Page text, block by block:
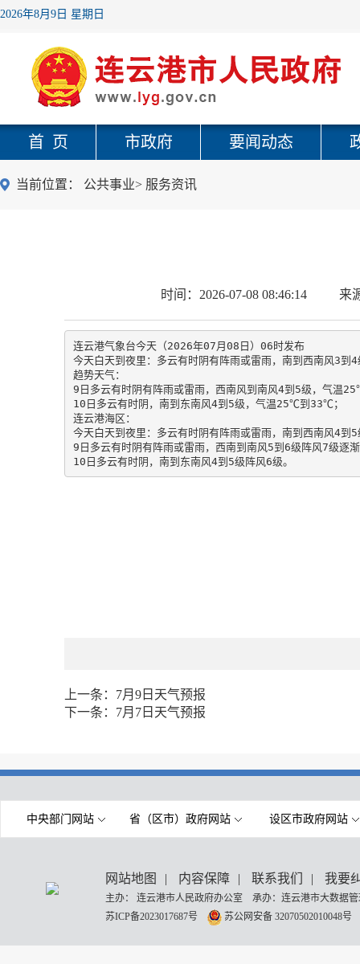
2026年8月9日 星期日
首 页 市政府 要闻动态
当前位置： 公共事业> 服务资讯
时间： 2026-07-08 08:46:14 来
连云港气象台今天（2026年07月08日）06时发布
今天白天到夜里：多云有时阴有阵雨或雷雨，南到西南风3
趋势天气：
9日多云有时阴有阵雨或雷雨，西南风到南风4到5级，气温
10日多云有时阴，南到东南风4到5级，气温25℃到33℃；
连云港海区：
今天白天到夜里：多云有时阴有阵雨或雷雨，南到西南风4到
9日多云有时阴有阵雨或雷雨，西南到南风5到6级阵风7级逐
10日多云有时阴，南到东南风4到5级阵风6级。
上一条： 7月9日天气预报
下一条： 7月7日天气预报
中央部门网站 省（区市）政府网站 设区市政府网站
网站地图 | 内容保障 | 联系我们 | 我要
主办： 连云港市人民政府办公室 承办：连云港市大数据
苏ICP备2023017687号
苏公网安备 32070502010048号